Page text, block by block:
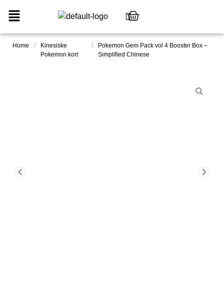
Home /
Kinesiske
Pokemon kort
/
Pokemon Gem Pack vol 4 Booster Box –
Simplified Chinese